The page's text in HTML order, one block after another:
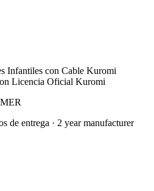
Infantiles con Cable Kuromi
Licencia Oficial Kuromi
de entrega · 2 year manufacturer